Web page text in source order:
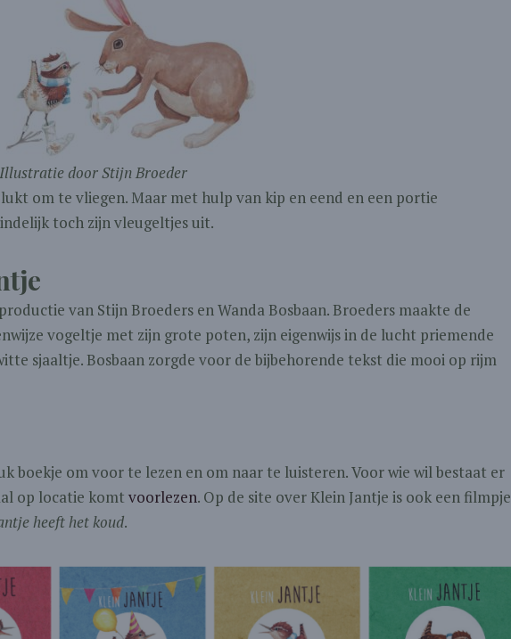
Illustratie door Stijn Broeder
om te vliegen. Maar met hulp van kip en eend en een portie
toch zijn vleugeltjes uit.
van Stijn Broeders en Wanda Bosbaan. Broeders maakte de
vogeltje met zijn grote poten, zijn eigenwijs in de lucht priemende
sjaaltje. Bosbaan zorgde voor de bijbehorende tekst die mooi op rijm
boekje om voor te lezen en om naar te luisteren. Voor wie wil bestaat er
op locatie komt voorlezen. Op de site over Klein Jantje is ook een filmpje
heeft het koud.